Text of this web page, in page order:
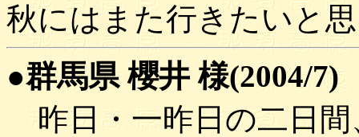
秋にはまた行きたいと
●群馬県 櫻井 様(2004/7)
昨日・一昨日の二日